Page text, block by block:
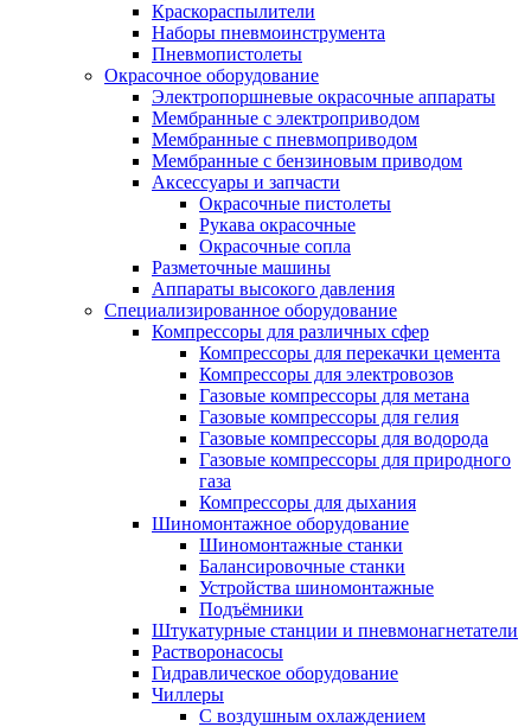
Краскораспылители
Наборы пневмоинструмента
Пневмопистолеты
Окрасочное оборудование
Электропоршневые окрасочные аппараты
Мембранные с электроприводом
Мембранные с пневмоприводом
Мембранные с бензиновым приводом
Аксессуары и запчасти
Окрасочные пистолеты
Рукава окрасочные
Окрасочные сопла
Разметочные машины
Аппараты высокого давления
Специализированное оборудование
Компрессоры для различных сфер
Компрессоры для перекачки цемента
Компрессоры для электровозов
Газовые компрессоры для метана
Газовые компрессоры для гелия
Газовые компрессоры для водорода
Газовые компрессоры для природного
газа
Компрессоры для дыхания
Шиномонтажное оборудование
Шиномонтажные станки
Балансировочные станки
Устройства шиномонтажные
Подъёмники
Штукатурные станции и пневмонагнетатели
Растворонасосы
Гидравлическое оборудование
Чиллеры
С воздушным охлаждением